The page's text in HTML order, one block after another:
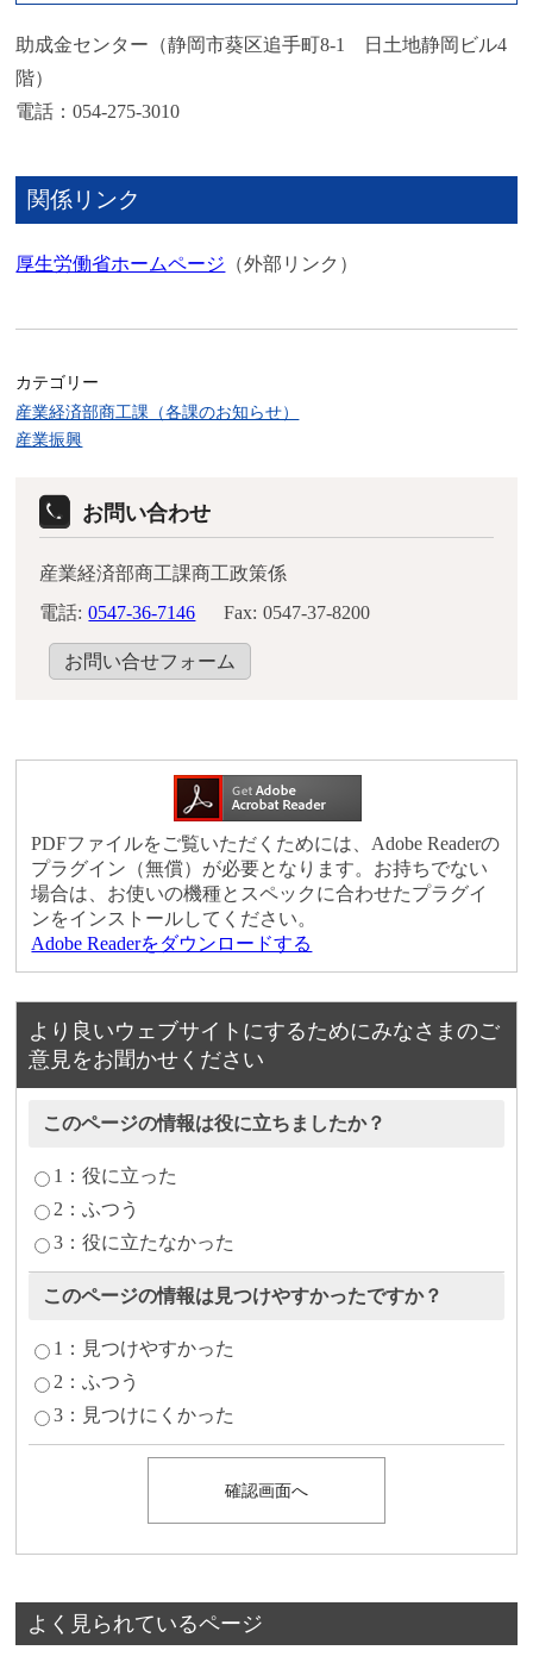
助成金センター（静岡市葵区追手町8-1 日土地静岡ビル4
階）
電話：054-275-3010
関係リンク
厚生労働省ホームページ （外部リンク）
カテゴリー
産業経済部商工課（各課のお知らせ）
産業振興
お問い合わせ
産業経済部商工課商工政策係
電話: 0547-36-7146 Fax: 0547-37-8200
お問い合せフォーム
PDFファイルをご覧いただくためには、Adobe Readerの
プラグイン（無償）が必要となります。お持ちでない
場合は、お使いの機種とスペックに合わせたプラグイ
ンをインストールしてください。
Adobe Readerをダウンロードする
より良いウェブサイトにするためにみなさまのご
意見をお聞かせください
このページの情報は役に立ちましたか？
1：役に立った
2：ふつう
3：役に立たなかった
このページの情報は見つけやすかったですか？
1：見つけやすかった
2：ふつう
3：見つけにくかった
よく見られているページ